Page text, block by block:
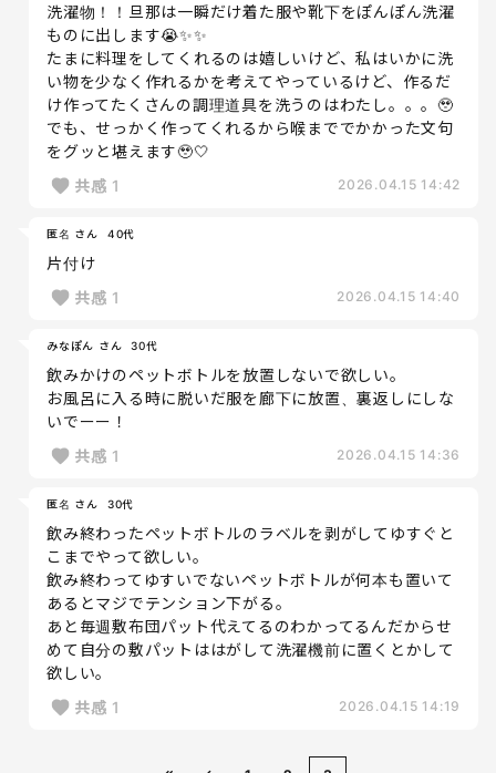
洗濯物！！旦那は一瞬だけ着た服や靴下をぽんぽん洗濯
ものに出します😭✨✨
たまに料理をしてくれるのは嬉しいけど、私はいかに洗
い物を少なく作れるかを考えてやっているけど、作るだ
け作ってたくさんの調理道具を洗うのはわたし。。。🥹
でも、せっかく作ってくれるから喉まででかかった文句
をグッと堪えます🥹🤍
共感 1 2026.04.15 14:42
匿名 さん 40代
片付け
共感 1 2026.04.15 14:40
みなぽん さん 30代
飲みかけのペットボトルを放置しないで欲しい。
お風呂に入る時に脱いだ服を廊下に放置、裏返しにしな
いでーー！
共感 1 2026.04.15 14:36
匿名 さん 30代
飲み終わったペットボトルのラベルを剥がしてゆすぐと
こまでやって欲しい。
飲み終わってゆすいでないペットボトルが何本も置いて
あるとマジでテンション下がる。
あと毎週敷布団パット代えてるのわかってるんだからせ
めて自分の敷パットははがして洗濯機前に置くとかして
欲しい。
共感 1 2026.04.15 14:19